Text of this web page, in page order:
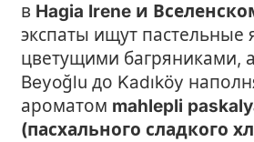
в Hagia Irene и
экспаты ищут пастельные
цветущими багряниками,
Beyoğlu до Kadıköy
ароматом mahlepli
(пасхального сладкого